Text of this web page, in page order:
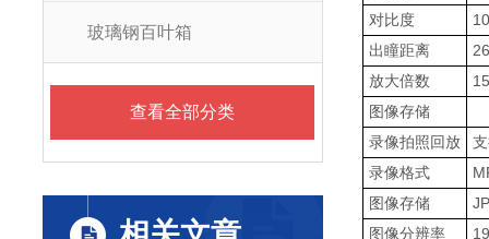
玻璃钢百叶箱
查看全部分类
对比度
出瞳距离
放大倍数
图像存储
录像拍照回放
录像格式
图像存储
图像分辨率